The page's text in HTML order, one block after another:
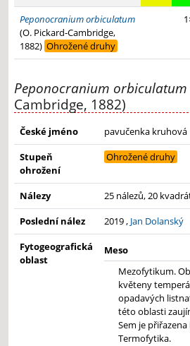
Peponocranium orbiculatum
(O. Pickard-Cambridge,
1882) Ohrožené druhy
Peponocranium orbiculatum
Cambridge, 1882)
České jméno
pavučenka kruhová
Stupeň
ohrožení
Ohrožené druhy
Nálezy
25 nálezů, 20
Poslední nález
2019 , Jan Dolanský
Fytogeografická
oblast
Meso
Mezofytikum.
květeny
opadavých
této oblasti
Sem je
Termofytika.